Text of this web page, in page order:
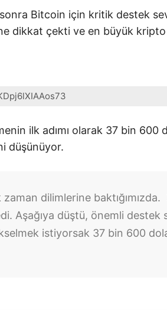
Bitcoin için kritik destek
dikkat çekti ve en büyük
ilk adımı olarak 37 bin 600
düşünüyor.
dilimlerine
Aşağıya düştü, önemli destek
istiyorsak 37 bin 600